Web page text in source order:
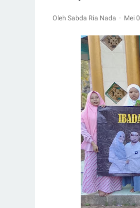
Oleh Sabda Ria Nada Mei